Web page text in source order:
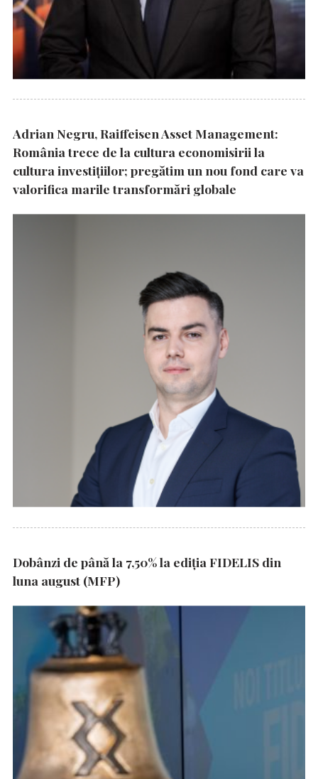
Adrian Negru, Raiffeisen Asset Management:
România trece de la cultura economisirii la
cultura investițiilor; pregătim un nou fond care va
valorifica marile transformări globale
Dobânzi de până la 7,50% la ediția FIDELIS din
luna august (MFP)